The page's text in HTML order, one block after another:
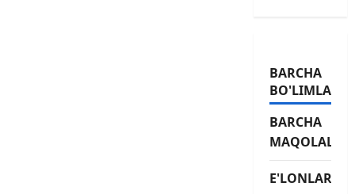
BARCHA
BO'LIMLAR
BARCHA
MAQOLALAR
E'LONLAR